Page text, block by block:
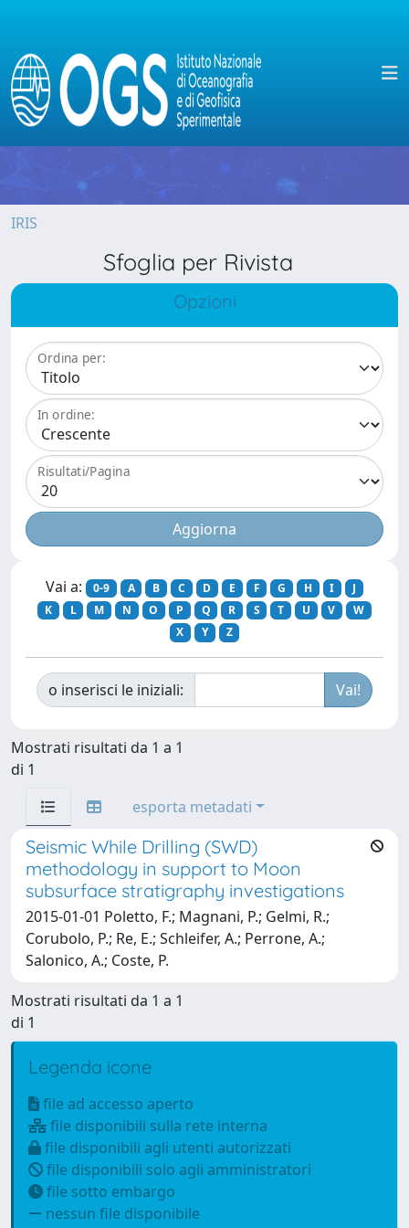
IRIS
Sfoglia per Rivista
Opzioni
Ordina per:
In ordine:
Risultati/Pagina
Vai a: 0-9 A B C D E F G H I
J
K
L M N O P Q R S T U V
W
X
Y Z
o inserisci le iniziali:
Mostrati risultati da 1 a 1
di 1
esporta metadati
Seismic While Drilling (SWD)
methodology in support to Moon
subsurface stratigraphy investigations
2015-01-01 Poletto, F.; Magnani, P.; Gelmi, R.;
Corubolo, P.; Re, E.; Schleifer, A.; Perrone, A.;
Salonico, A.; Coste, P.
Mostrati risultati da 1 a 1
di 1
Legenda icone
file ad accesso aperto
file disponibili sulla rete interna
file disponibili agli utenti autorizzati
file disponibili solo agli amministratori
file sotto embargo
nessun file disponibile